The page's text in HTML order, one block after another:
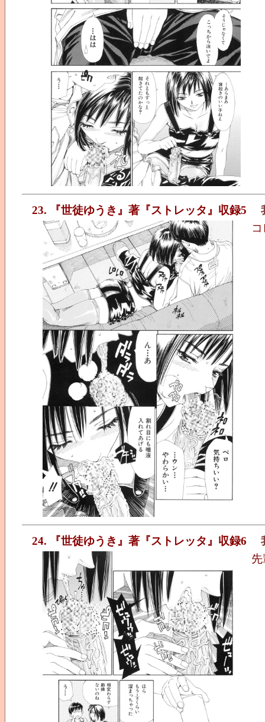
23. 『世徒ゆうき』著『ストレッタ』収録5
24. 『世徒ゆうき』著『ストレッタ』収録6